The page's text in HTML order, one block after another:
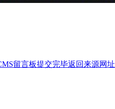
留言板提交完毕返回来源网址